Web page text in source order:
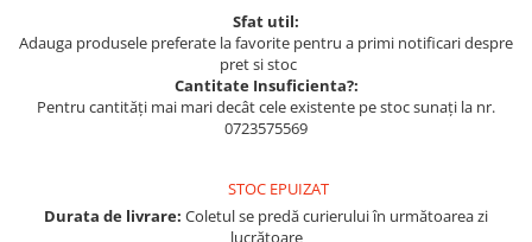
Sfat util:
Adauga produsele preferate la favorite pentru a primi notificari despre
pret si stoc
Cantitate Insuficienta?:
Pentru cantități mai mari decât cele existente pe stoc sunați la nr.
0723575569
STOC EPUIZAT
Durata de livrare: Coletul se predă curierului în următoarea zi
lucrătoare